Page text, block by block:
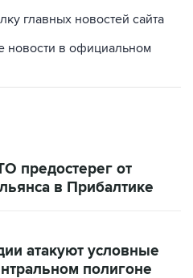
новости в официальном
в Прибалтике
полигоне